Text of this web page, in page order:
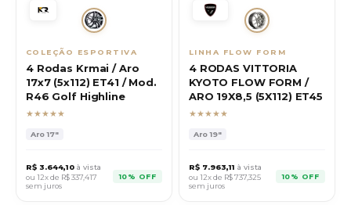
COLEÇÃO ESPORTIVA
4 Rodas Krmai / Aro
17x7 (5x112) ET41 / Mod.
R46 Golf Highline
★★★★★
Aro17"
R$ 3.644,10 à vista
ou 12x de R$337,417
sem juros
10% OFF
LINHA FLOW FORM
4 RODAS VITTORIA
KYOTO FLOW FORM /
ARO 19X8,5 (5X112) ET45
★★★★★
Aro19"
R$ 7.963,11 à vista
ou 12x de R$737,325
sem juros
10% OFF